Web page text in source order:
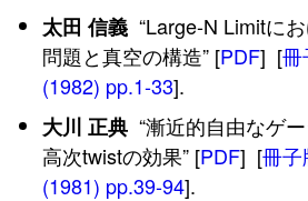
太田 信義“Large-N Limitに
問題と真空の構造” [PDF] [冊
(1982) pp.1-33].
大川 正典“漸近的自由なゲ
高次twistの効果” [PDF] [冊子
(1981) pp.39-94].